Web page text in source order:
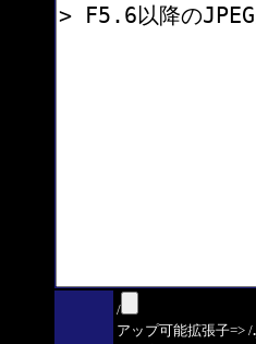
/
アップ可能拡張子=> /